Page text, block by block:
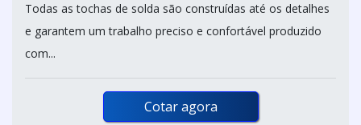
Todas as tochas de solda são construídas até os detalhes
e garantem um trabalho preciso e confortável produzido
com...
Cotar agora